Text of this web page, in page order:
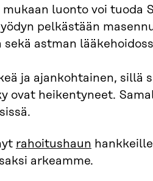
luonto voi tuoda
pelkästään
astman
ja ajankohtainen, sillä
ovat heikentyneet.
rahoitushaun
arkeamme.